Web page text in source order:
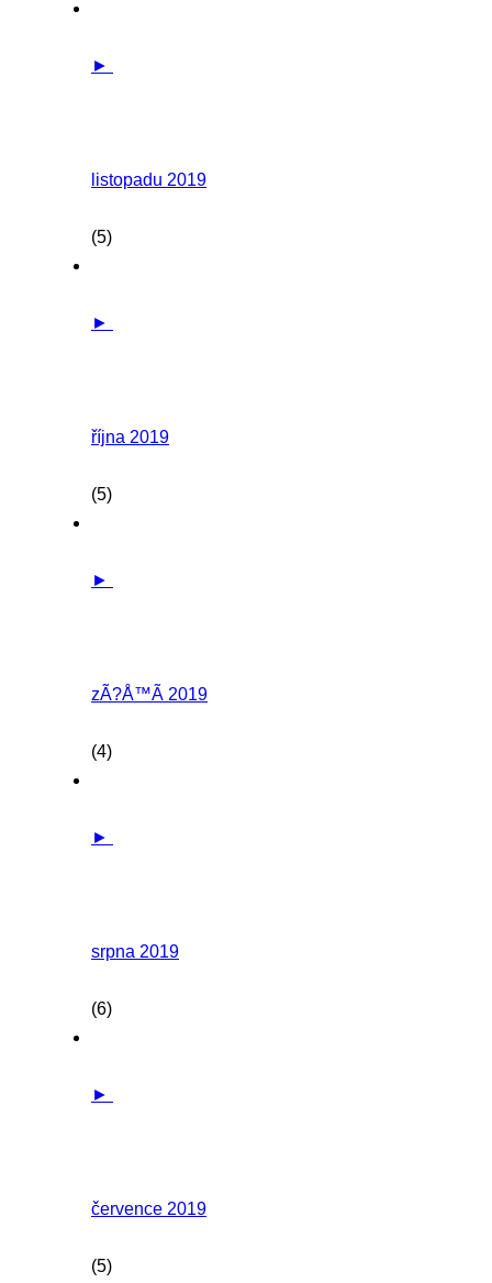
►
listopadu 2019
(5)
►
října 2019
(5)
►
zÃ?Å™Ã­ 2019
(4)
►
srpna 2019
(6)
►
července 2019
(5)